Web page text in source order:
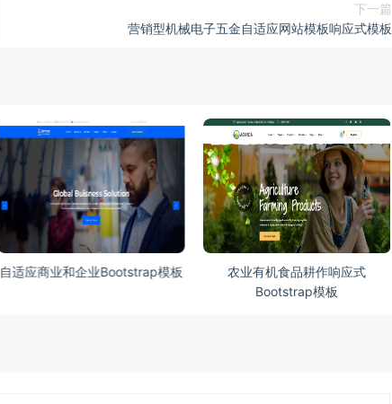
下一篇
营销型机械电子五金自适应网站模板响应式模板
自适应商业和企业Bootstrap模板
农业有机食品耕作响应式
Bootstrap模板